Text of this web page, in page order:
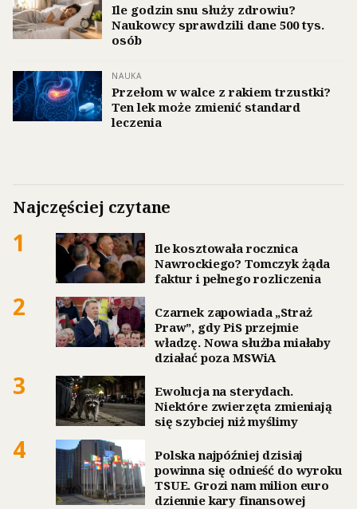
Ile godzin snu służy zdrowiu?
Naukowcy sprawdzili dane 500 tys.
osób
NAUKA
Przełom w walce z rakiem trzustki?
Ten lek może zmienić standard
leczenia
Najczęściej czytane
1
Ile kosztowała rocznica
Nawrockiego? Tomczyk żąda
faktur i pełnego rozliczenia
2
Czarnek zapowiada „Straż
Praw”, gdy PiS przejmie
władzę. Nowa służba miałaby
działać poza MSWiA
3
Ewolucja na sterydach.
Niektóre zwierzęta zmieniają
się szybciej niż myślimy
4
Polska najpóźniej dzisiaj
powinna się odnieść do wyroku
TSUE. Grozi nam milion euro
dziennie kary finansowej